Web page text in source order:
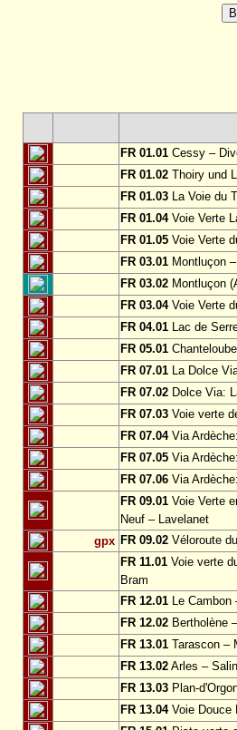
FR 01.01 Cessy –
FR 01.02 Thoiry und
FR 01.03 La Voie du
FR 01.04Voie Verte
FR 01.05 Voie Verte
FR 03.01 Montluçon
FR 03.02 Montluçon
FR 03.04Voie Verte
FR 04.01 Lac de
FR 05.01
FR 07.01 La Dolce
FR 07.02 Dolce Via:
FR 07.03 Voie verte
FR 07.04Via
FR 07.05 Via
FR 07.06 Via
FR 09.01 Voie Verte
Neuf – Lavelanet
gpx FR 09.02 Véloroute
FR 11.01 Voie verte
Bram
FR 12.01 Le
FR 12.02 Bertholène
FR 13.01 Tarascon –
FR 13.02 Arles –
FR 13.03 Plan-
FR 13.04Voie Douce